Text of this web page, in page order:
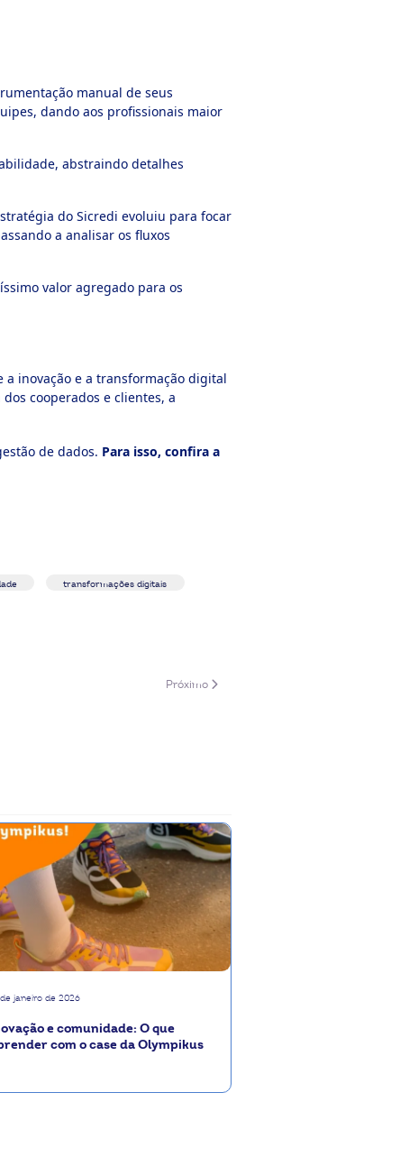
manual de seus
dando aos profissionais maior
abstraindo detalhes
do Sicredi evoluiu para focar
a analisar os fluxos
valor agregado para os
inovação e a transformação digital
cooperados e clientes, a
de dados. Para isso, confira a
transformações digitais
Próximo artigo: Panorama: novidade no Brasil,
Próximo
de janeiro de 2026
e comunidade: O que
com o case da Olympikus